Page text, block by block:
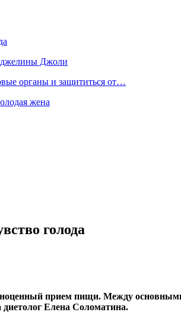
Джоли
органы и защититься от…
жена
голода
прием пищи. Между
диетолог Елена Соломатина.